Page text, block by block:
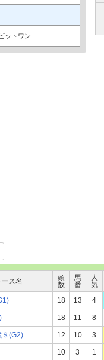
ットワン
ース名
頭
数
馬
番
人
気
18 13 4
18 11 8
Ｓ(G2) 12 10 3
10 3 1